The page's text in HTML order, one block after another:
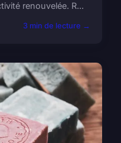
renouvelée. R...
3 min de lecture →